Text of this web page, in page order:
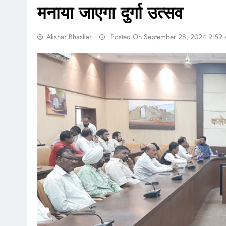
मनाया जाएगा दुर्गा उत्सव
Akshar Bhaskar Posted On September 28, 2024 9:59